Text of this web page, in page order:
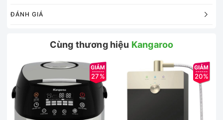
ĐÁNH GIÁ
Cùng thương hiệu Kangaroo
27% 20%